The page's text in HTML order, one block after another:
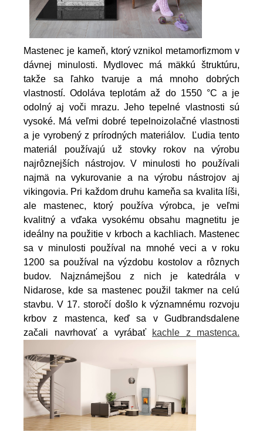
Mastenec je kameň, ktorý vznikol metamorfizmom v
dávnej minulosti. Mydlovec má mäkkú štruktúru,
takže sa ľahko tvaruje a má mnoho dobrých
vlastností. Odoláva teplotám až do 1550 °C a je
odolný aj voči mrazu. Jeho tepelné vlastnosti sú
vysoké. Má veľmi dobré tepelnoizolačné vlastnosti
a je vyrobený z prírodných materiálov. Ľudia tento
materiál používajú už stovky rokov na výrobu
najrôznejších nástrojov. V minulosti ho používali
najmä na vykurovanie a na výrobu nástrojov aj
vikingovia. Pri každom druhu kameňa sa kvalita líši,
ale mastenec, ktorý používa výrobca, je veľmi
kvalitný a vďaka vysokému obsahu magnetitu je
ideálny na použitie v krboch a kachliach. Mastenec
sa v minulosti používal na mnohé veci a v roku
1200 sa používal na výzdobu kostolov a rôznych
budov. Najznámejšou z nich je katedrála v
Nidarose, kde sa mastenec použil takmer na celú
stavbu. V 17. storočí došlo k významnému rozvoju
krbov z mastenca, keď sa v Gudbrandsdalene
začali navrhovať a vyrábať
kachle z mastenca.